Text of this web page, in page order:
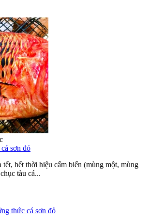
sơn đỏ
tết, hết thời hiệu cấm biển (mùng một, mùng
tàu cá...
thức cá sơn đỏ